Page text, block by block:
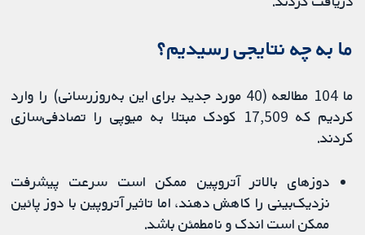
ما به چه نتایجی رسیدیم؟
ما 104 مطالعه (40 مورد جدید برای این به‌روزرسانی) را وارد
کردیم که 17,509 کودک مبتلا به میوپی را تصادفی‌سازی
کردند.
دوزهای بالاتر آتروپین ممکن است سرعت پیشرفت
نزدیک‌بینی را کاهش دهند، اما تاثیر آتروپین با دوز پائین
ممکن است اندک و نامطمئن باشد.